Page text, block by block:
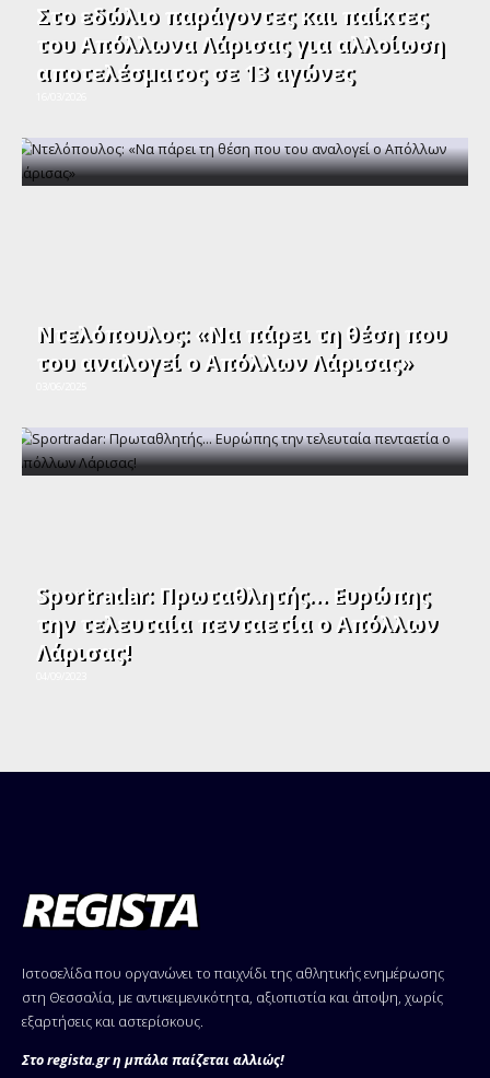
Στο εδώλιο παράγοντες και παίκτες
του Απόλλωνα Λάρισας για αλλοίωση
αποτελέσματος σε 13 αγώνες
Ντελόπουλος: «Να πάρει τη θέση που
του αναλογεί ο Απόλλων Λάρισας»
Sportradar: Πρωταθλητής… Ευρώπης
την τελευταία πενταετία ο Απόλλων
Λάρισας!
Ιστοσελίδα που οργανώνει το παιχνίδι της αθλητικής ενημέρωσης
στη Θεσσαλία, με αντικειμενικότητα, αξιοπιστία και άποψη, χωρίς
εξαρτήσεις και αστερίσκους.
Στο regista.gr η μπάλα παίζεται αλλιώς!